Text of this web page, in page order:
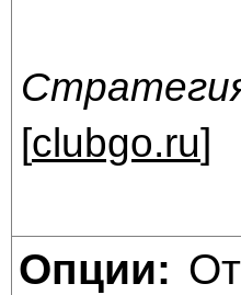
[clubgo.ru]
Опции: